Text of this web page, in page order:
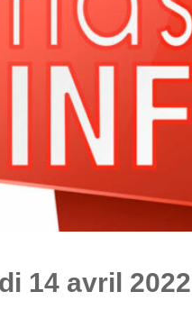
14 avril 2022